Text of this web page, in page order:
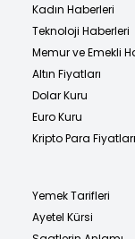
Kadın Haberleri
Teknoloji Haberleri
Memur ve Emekli
Altın Fiyatları
Dolar Kuru
Euro Kuru
Kripto Para Fiyatları
Yemek Tarifleri
Ayetel Kürsi